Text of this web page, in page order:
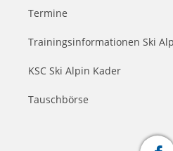
Termine
Trainingsinformationen Ski
KSC Ski Alpin Kader
Tauschbörse